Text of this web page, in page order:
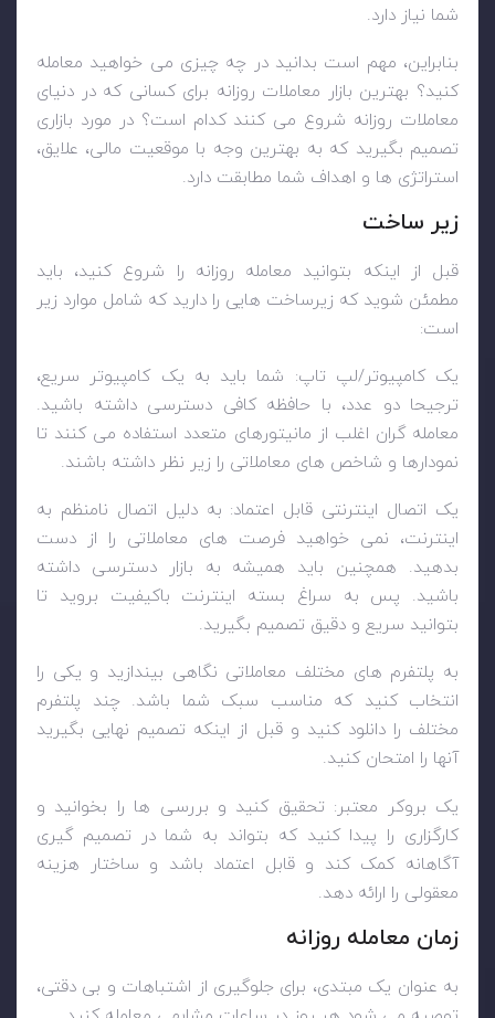
شما نیاز دارد.
بنابراین، مهم است بدانید در چه چیزی می خواهید معامله
کنید؟ بهترین بازار معاملات روزانه برای کسانی که در دنیای
معاملات روزانه شروع می کنند کدام است؟ در مورد بازاری
تصمیم بگیرید که به بهترین وجه با موقعیت مالی، علایق،
استراتژی ها و اهداف شما مطابقت دارد.
زیر ساخت
قبل از اینکه بتوانید معامله روزانه را شروع کنید، باید
مطمئن شوید که زیرساخت هایی را دارید که شامل موارد زیر
است:
یک کامپیوتر/لپ تاپ: شما باید به یک کامپیوتر سریع،
ترجیحا دو عدد، با حافظه کافی دسترسی داشته باشید.
معامله گران اغلب از مانیتورهای متعدد استفاده می کنند تا
نمودارها و شاخص های معاملاتی را زیر نظر داشته باشند.
یک اتصال اینترنتی قابل اعتماد: به دلیل اتصال نامنظم به
اینترنت، نمی خواهید فرصت های معاملاتی را از دست
بدهید. همچنین باید همیشه به بازار دسترسی داشته
باشید. پس به سراغ بسته اینترنت باکیفیت بروید تا
بتوانید سریع و دقیق تصمیم بگیرید.
به پلتفرم های مختلف معاملاتی نگاهی بیندازید و یکی را
انتخاب کنید که مناسب سبک شما باشد. چند پلتفرم
مختلف را دانلود کنید و قبل از اینکه تصمیم نهایی بگیرید
آنها را امتحان کنید.
یک بروکر معتبر: تحقیق کنید و بررسی ها را بخوانید و
کارگزاری را پیدا کنید که بتواند به شما در تصمیم گیری
آگاهانه کمک کند و قابل اعتماد باشد و ساختار هزینه
معقولی را ارائه دهد.
زمان معامله روزانه
به عنوان یک مبتدی، برای جلوگیری از اشتباهات و بی دقتی،